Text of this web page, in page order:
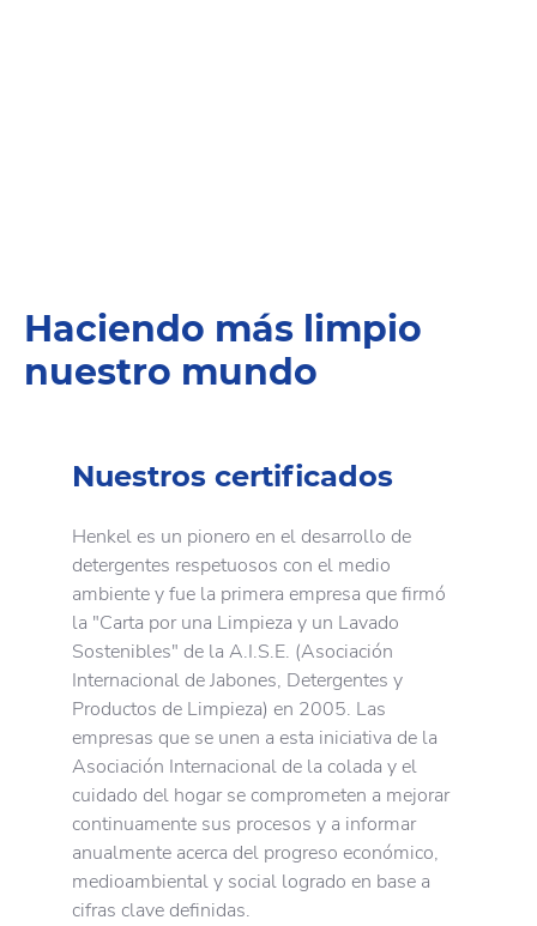
Haciendo más limpio
nuestro mundo
Nuestros certificados
Henkel es un pionero en el desarrollo de
detergentes respetuosos con el medio
ambiente y fue la primera empresa que firmó
la "Carta por una Limpieza y un Lavado
Sostenibles" de la A.I.S.E. (Asociación
Internacional de Jabones, Detergentes y
Productos de Limpieza) en 2005. Las
empresas que se unen a esta iniciativa de la
Asociación Internacional de la colada y el
cuidado del hogar se comprometen a mejorar
continuamente sus procesos y a informar
anualmente acerca del progreso económico,
medioambiental y social logrado en base a
cifras clave definidas.